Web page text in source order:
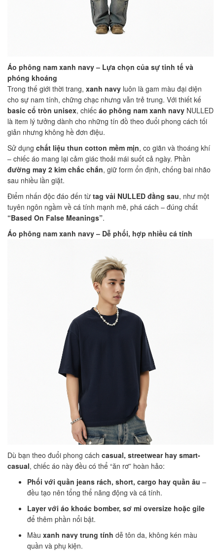
Áo phông nam xanh navy – Lựa chọn của sự tinh tế và
phóng khoáng
Trong thế giới thời trang, xanh navy luôn là gam màu đại diện
cho sự nam tính, chững chạc nhưng vẫn trẻ trung. Với thiết kế
basic cổ tròn unisex, chiếc áo phông nam xanh navy NULLED
là item lý tưởng dành cho những tín đồ theo đuổi phong cách tối
giản nhưng không hề đơn điệu.
Sử dụng chất liệu thun cotton mềm mịn, co giãn và thoáng khí
– chiếc áo mang lại cảm giác thoải mái suốt cả ngày. Phần
đường may 2 kim chắc chắn, giữ form ổn định, chống bai nhão
sau nhiều lần giặt.
Điểm nhấn độc đáo đến từ tag vải NULLED đằng sau, như một
tuyên ngôn ngầm về cá tính mạnh mẽ, phá cách – đúng chất
“Based On False Meanings”.
Áo phông nam xanh navy – Dễ phối, hợp nhiều cá tính
Dù bạn theo đuổi phong cách casual, streetwear hay smart-
casual, chiếc áo này đều có thể “ăn rơ” hoàn hảo:
Phối với quần jeans rách, short, cargo hay quần âu –
đều tạo nên tổng thể năng động và cá tính.
Layer với áo khoác bomber, sơ mi oversize hoặc gile
để thêm phần nổi bật.
Màu xanh navy trung tính dễ tôn da, không kén màu
quần và phụ kiện.